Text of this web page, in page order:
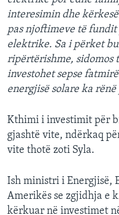
interesimin dhe
pas njoftimeve të
elektrike. Sa i përket
ripërtërishme, sidomos
investohet sepse
energjisë solare ka
Kthimi i investimit për
gjashtë vite, ndërkaq
vite thotë zoti Syla.
Ish ministri i Energjisë,
Amerikës se zgjidhja e
kërkuar në investimet